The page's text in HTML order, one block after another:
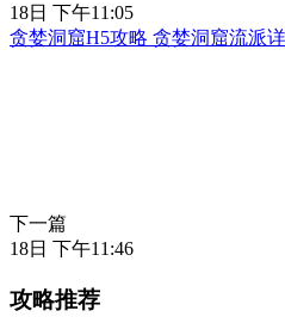
18日 下午11:05
贪婪洞窟H5攻略 贪婪洞窟流派
下一篇
18日 下午11:46
攻略推荐